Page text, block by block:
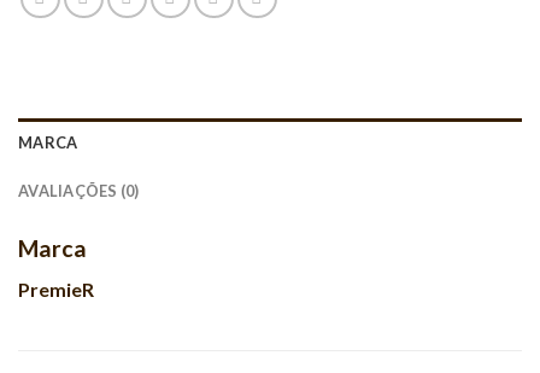
MARCA
AVALIAÇÕES (0)
Marca
PremieR